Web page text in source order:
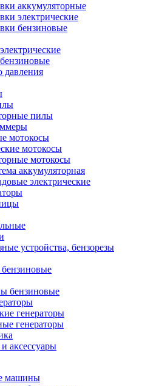
аккумуляторные
электрические
бензиновые
давления
пилы
мотокосы
мотокосы
мотокосы
аккумуляторная
электрические
устройства, бензорезы
бензиновые
генераторы
генераторы
аксессуары
машины